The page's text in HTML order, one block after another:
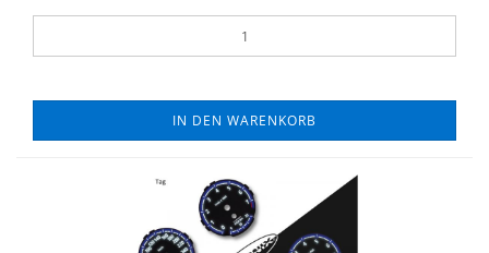
IN DEN WARENKORB